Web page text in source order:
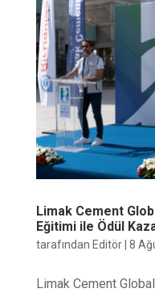
Limak Cement
Eğitimi ile Ödül
tarafından Editör| 8
Limak Cement